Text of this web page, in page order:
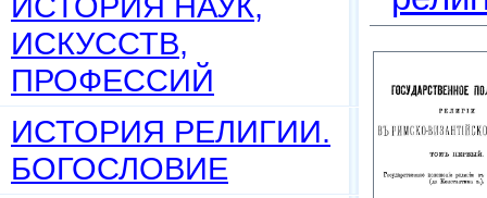
ИСКУССТВ,
ПРОФЕССИЙ
ИСТОРИЯ РЕЛИГИИ.
БОГОСЛОВИЕ